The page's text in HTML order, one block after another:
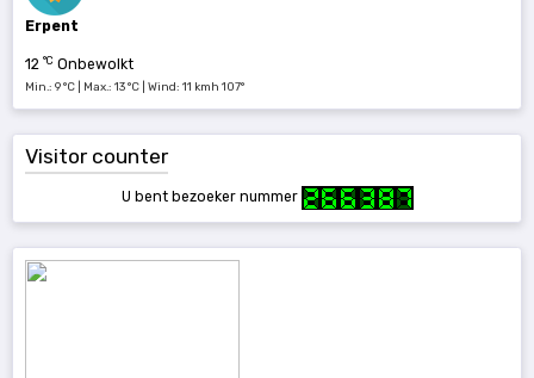
Erpent
12 °C Onbewolkt
Min.: 9 °C | Max.: 13 °C | Wind: 11 kmh 107°
Visitor counter
U bent bezoeker nummer